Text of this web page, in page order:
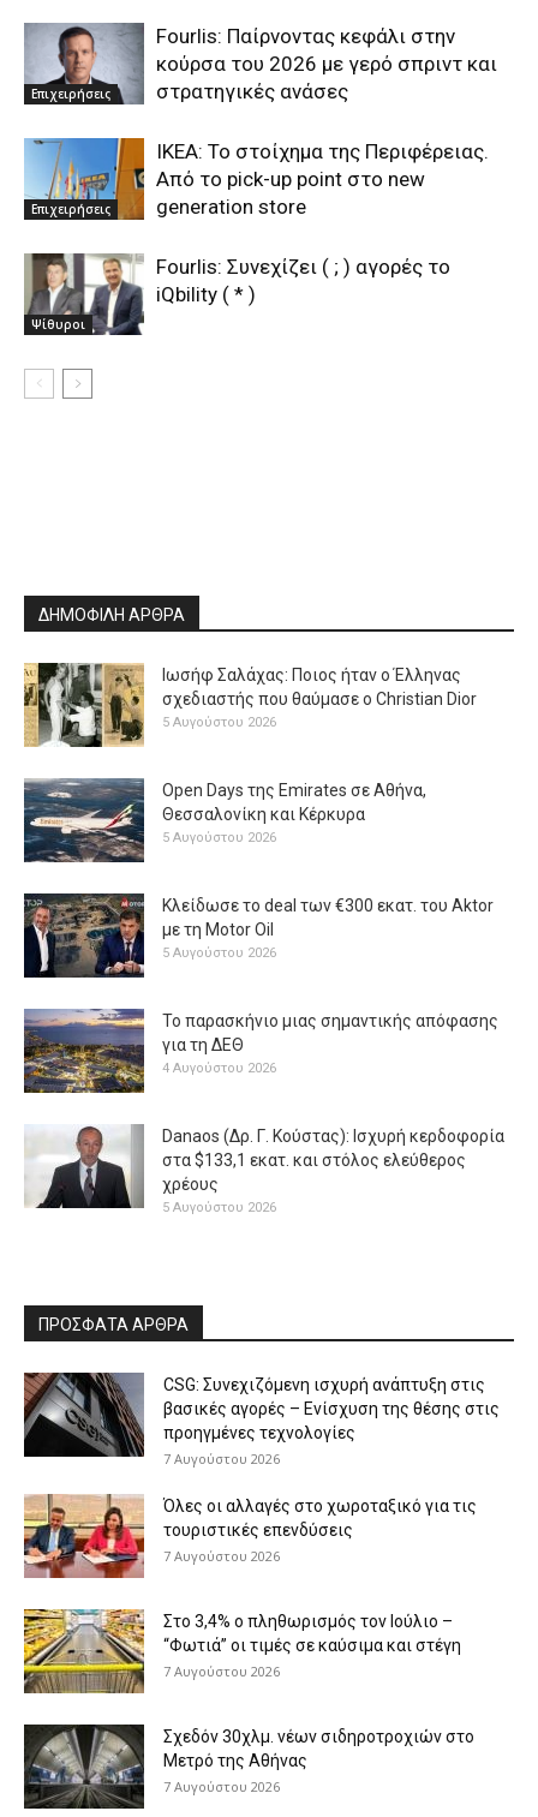
Επιχειρήσεις
Fourlis: Παίρνοντας κεφάλι στην
κούρσα του 2026 με γερό σπριντ και
στρατηγικές ανάσες
Επιχειρήσεις
ΙΚΕΑ: Το στοίχημα της Περιφέρειας.
Από το pick-up point στο new
generation store
Ψίθυροι
Fourlis: Συνεχίζει ( ; ) αγορές το
iQbility ( * )
ΔΗΜΟΦΙΛΗ ΑΡΘΡΑ
Ιωσήφ Σαλάχας: Ποιος ήταν ο Έλληνας
σχεδιαστής που θαύμασε ο Christian Dior
5 Αυγούστου 2026
Open Days της Emirates σε Αθήνα,
Θεσσαλονίκη και Κέρκυρα
5 Αυγούστου 2026
Κλείδωσε το deal των €300 εκατ. του Aktor
με τη Μotor Oil
5 Αυγούστου 2026
Το παρασκήνιο μιας σημαντικής απόφασης
για τη ΔΕΘ
4 Αυγούστου 2026
Danaos (Δρ. Γ. Κούστας): Ισχυρή κερδοφορία
στα $133,1 εκατ. και στόλος ελεύθερος
χρέους
5 Αυγούστου 2026
ΠΡΟΣΦΑΤΑ ΑΡΘΡΑ
CSG: Συνεχιζόμενη ισχυρή ανάπτυξη στις
βασικές αγορές – Ενίσχυση της θέσης στις
προηγμένες τεχνολογίες
7 Αυγούστου 2026
Όλες οι αλλαγές στο χωροταξικό για τις
τουριστικές επενδύσεις
7 Αυγούστου 2026
Στο 3,4% ο πληθωρισμός τον Ιούλιο –
“Φωτιά” οι τιμές σε καύσιμα και στέγη
7 Αυγούστου 2026
Σχεδόν 30χλμ. νέων σιδηροτροχιών στο
Μετρό της Αθήνας
7 Αυγούστου 2026